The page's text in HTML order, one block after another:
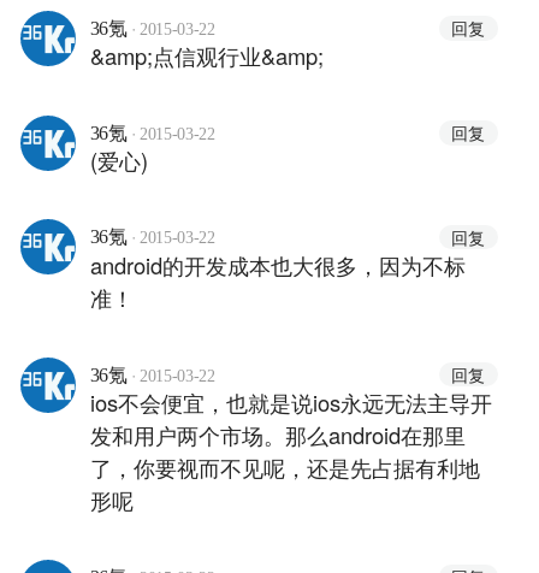
36氪 · 2015-03-22 回复
&amp;点信观行业&amp;
36氪 · 2015-03-22 回复
(爱心)
36氪 · 2015-03-22 回复
android的开发成本也大很多，因为不标
准！
36氪 · 2015-03-22 回复
ios不会便宜，也就是说ios永远无法主导开
发和用户两个市场。那么android在那里
了，你要视而不见呢，还是先占据有利地
形呢